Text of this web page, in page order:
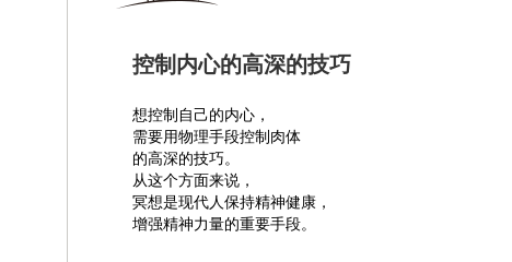
控制内心的高深的技巧
想控制自己的内心，
需要用物理手段控制肉体
的高深的技巧。
从这个方面来说，
冥想是现代人保持精神健康，
增强精神力量的重要手段。